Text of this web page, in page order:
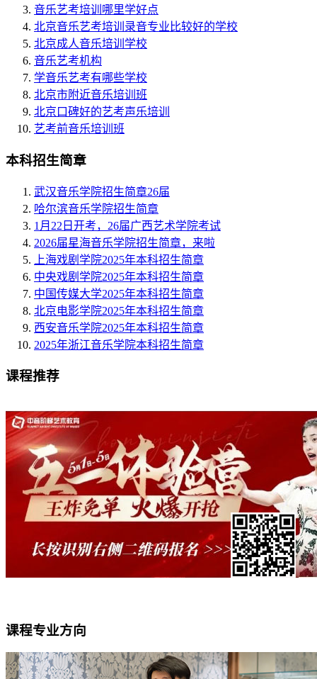
音乐艺考培训哪里学好点
北京音乐艺考培训录音专业比较好的学校
北京成人音乐培训学校
音乐艺考机构
学音乐艺考有哪些学校
北京市附近音乐培训班
北京口碑好的艺考声乐培训
艺考前音乐培训班
本科招生简章
武汉音乐学院招生简章26届
哈尔滨音乐学院招生简章
1月22日开考，26届广西艺术学院考试
2026届星海音乐学院招生简章，来啦
上海戏剧学院2025年本科招生简章
中央戏剧学院2025年本科招生简章
中国传媒大学2025年本科招生简章
北京电影学院2025年本科招生简章
西安音乐学院2025年本科招生简章
2025年浙江音乐学院本科招生简章
课程推荐
课程专业方向